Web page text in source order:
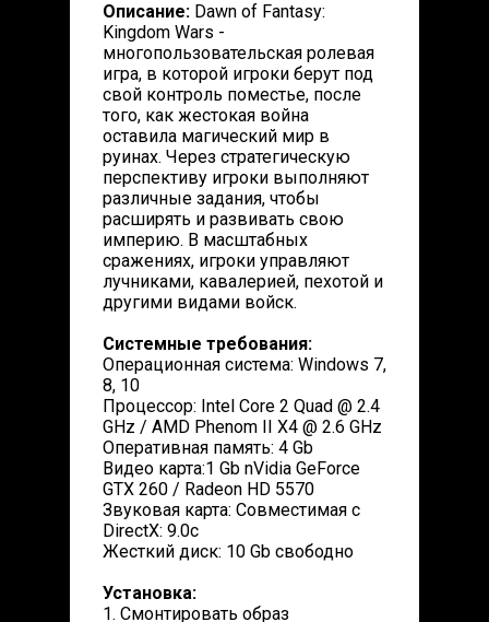
Описание: Dawn of Fantasy:
Kingdom Wars -
многопользовательская ролевая
игра, в которой игроки берут под
свой контроль поместье, после
того, как жестокая война
оставила магический мир в
руинах. Через стратегическую
перспективу игроки выполняют
различные задания, чтобы
расширять и развивать свою
империю. В масштабных
сражениях, игроки управляют
лучниками, кавалерией, пехотой и
другими видами войск.
Системные требования:
Операционная система: Windows 7,
8, 10
Процессор: Intel Core 2 Quad @ 2.4
GHz / AMD Phenom II X4 @ 2.6 GHz
Оперативная память: 4 Gb
Видео карта:1 Gb nVidia GeForce
GTX 260 / Radeon HD 5570
Звуковая карта: Совместимая с
DirectX: 9.0c
Жесткий диск: 10 Gb свободно
Установка:
1. Смонтировать образ